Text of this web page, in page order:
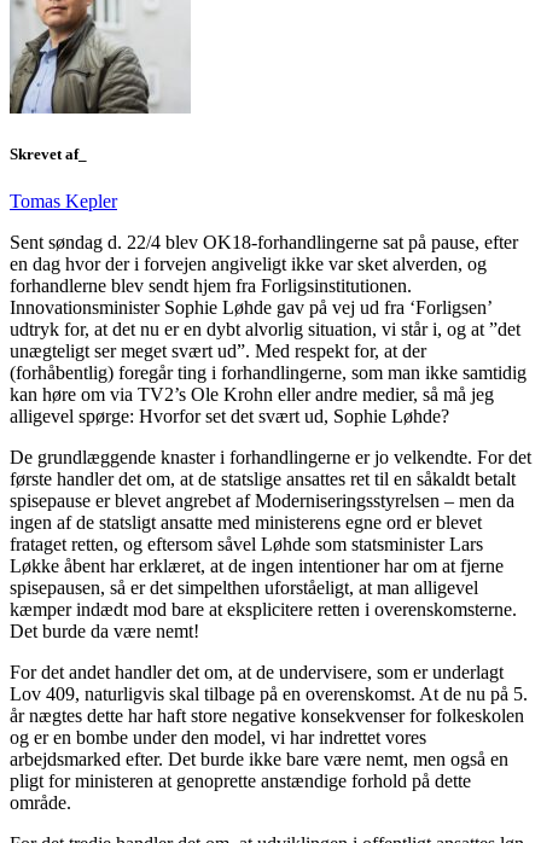
Skrevet af_
Tomas Kepler
Sent søndag d. 22/4 blev OK18-forhandlingerne sat på pause, efter
en dag hvor der i forvejen angiveligt ikke var sket alverden, og
forhandlerne blev sendt hjem fra Forligsinstitutionen.
Innovationsminister Sophie Løhde gav på vej ud fra ‘Forligsen’
udtryk for, at det nu er en dybt alvorlig situation, vi står i, og at ”det
unægteligt ser meget svært ud”. Med respekt for, at der
(forhåbentlig) foregår ting i forhandlingerne, som man ikke samtidig
kan høre om via TV2’s Ole Krohn eller andre medier, så må jeg
alligevel spørge: Hvorfor set det svært ud, Sophie Løhde?
De grundlæggende knaster i forhandlingerne er jo velkendte. For det
første handler det om, at de statslige ansattes ret til en såkaldt betalt
spisepause er blevet angrebet af Moderniseringsstyrelsen – men da
ingen af de statsligt ansatte med ministerens egne ord er blevet
frataget retten, og eftersom såvel Løhde som statsminister Lars
Løkke åbent har erklæret, at de ingen intentioner har om at fjerne
spisepausen, så er det simpelthen uforståeligt, at man alligevel
kæmper indædt mod bare at eksplicitere retten i overenskomsterne.
Det burde da være nemt!
For det andet handler det om, at de undervisere, som er underlagt
Lov 409, naturligvis skal tilbage på en overenskomst. At de nu på 5.
år nægtes dette har haft store negative konsekvenser for folkeskolen
og er en bombe under den model, vi har indrettet vores
arbejdsmarked efter. Det burde ikke bare være nemt, men også en
pligt for ministeren at genoprette anstændige forhold på dette
område.